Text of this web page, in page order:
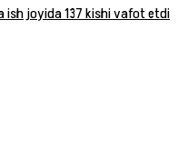
ish joyida 137 kishi vafot etdi